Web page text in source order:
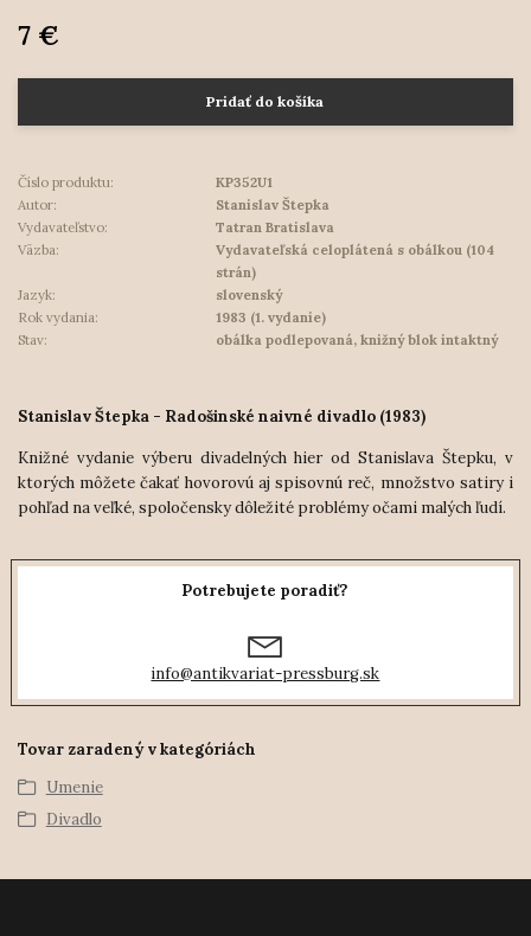
7 €
Pridať do košíka
Číslo produktu:
KP352U1
Autor:
Stanislav Štepka
Vydavateľstvo:
Tatran Bratislava
Väzba:
Vydavateľská celoplátená s obálkou (104
strán)
Jazyk:
slovenský
Rok vydania:
1983 (1. vydanie)
Stav:
obálka podlepovaná, knižný blok intaktný
Stanislav Štepka - Radošinské naivné divadlo (1983)
Knižné vydanie výberu divadelných hier od Stanislava Štepku, v
ktorých môžete čakať hovorovú aj spisovnú reč, množstvo satiry i
pohľad na veľké, spoločensky dôležité problémy očami malých ľudí.
Potrebujete poradiť?
info@antikvariat-pressburg.sk
Tovar zaradený v kategóriách
Umenie
Divadlo